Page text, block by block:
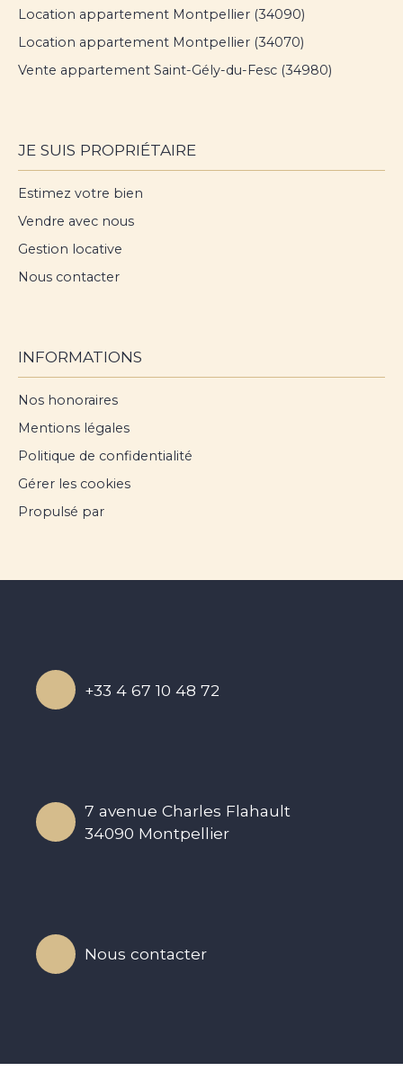
Location appartement Montpellier (34090)
Location appartement Montpellier (34070)
Vente appartement Saint-Gély-du-Fesc (34980)
JE SUIS PROPRIÉTAIRE
Estimez votre bien
Vendre avec nous
Gestion locative
Nous contacter
INFORMATIONS
Nos honoraires
Mentions légales
Politique de confidentialité
Gérer les cookies
Propulsé par
+33 4 67 10 48 72
7 avenue Charles Flahault
34090 Montpellier
Nous contacter